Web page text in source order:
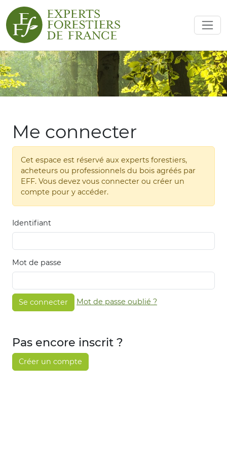
Me connecter
Cet espace est réservé aux experts forestiers,
acheteurs ou professionnels du bois agréés par
EFF. Vous devez vous connecter ou créer un
compte pour y accéder.
Identifiant
Mot de passe
Se connecter Mot de passe oublié ?
Pas encore inscrit ?
Créer un compte